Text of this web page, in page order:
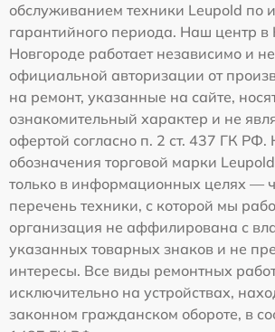
обслуживанием техники Leupold по
гарантийного периода. Наш центр
Новгороде работает независимо и
официальной авторизации от
на ремонт, указанные на сайте,
ознакомительный характер и не
офертой согласно п. 2 ст. 437 ГК РФ.
обозначения торговой марки
только в информационных целях —
перечень техники, с которой мы
организация не аффилирована с
указанных товарных знаков и не
интересы. Все виды ремонтных
исключительно на устройствах,
законном гражданском обороте, в